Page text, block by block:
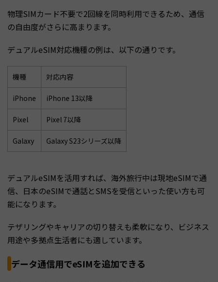
物理SIMカード不要で2回線を同時利用できるため、通信
の自由度がさらに高まります。
デュアルeSIM対応機種の例は、以下の通りです。
機種 対応内容
iPhone iPhone 13以降
Pixel Pixel 7以降
Galaxy Galaxy S23シリーズ以降
デュアルeSIMを活用すれば、海外旅行中は現地eSIMで通
信、日本のeSIMで通話とSMSを受信といった使い方も可
能になります。
テザリングやキャリアの切り替えも柔軟になり、ビジネス
用途や多拠点生活者にも適しています。
データ通信用でeSIMを追加できる